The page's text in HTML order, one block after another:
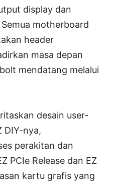
display dan
motherboard
header
masa depan
mendatang melalui
desain user-
DIY-nya,
perakitan dan
PCIe Release dan EZ
kartu grafis yang